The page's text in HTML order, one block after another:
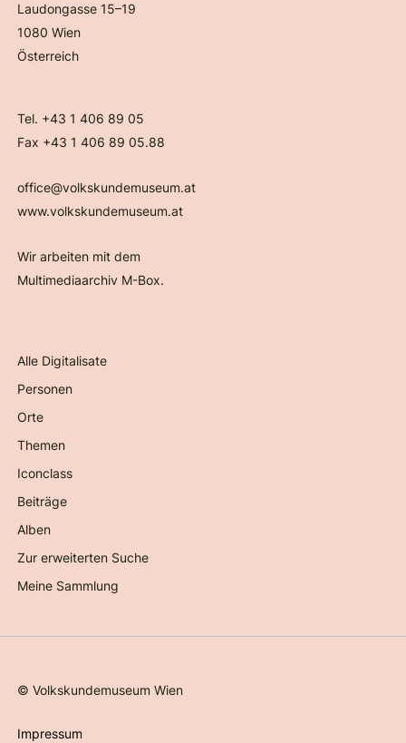
Laudongasse 15–19
1080 Wien
Österreich
Tel. +43 1 406 89 05
Fax +43 1 406 89 05.88
office@volkskundemuseum.at
www.volkskundemuseum.at
Wir arbeiten mit dem
Multimediaarchiv M-Box.
Alle Digitalisate
Personen
Orte
Themen
Iconclass
Beiträge
Alben
Zur erweiterten Suche
Meine Sammlung
©Volkskundemuseum Wien
Impressum